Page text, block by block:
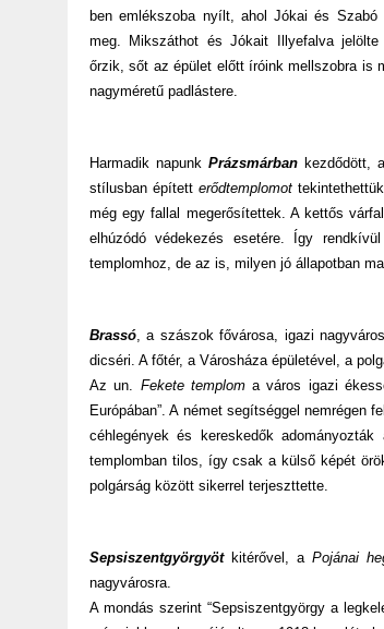
ben emlékszoba nyílt, ahol Jókai és
meg. Mikszáthot és Jókait Illyefalva jelölte
őrzik, sőt az épület előtt íróink mellszobra is
nagyméretű padlástere.
Harmadik napunkPrázsmárban kezdődött,
stílusban épített erődtemplomottekintethettük
még egy fallal megerősítettek. A kettős
elhúzódó védekezés esetére. Így
templomhoz, de az is, milyen jó állapotban
Brassó, a szászok fővárosa, igazi
dicséri. A főtér, a Városháza épületével, a
Az un. Fekete temploma város igazi
Európában”. A német segítséggel
céhlegények és kereskedők
templomban tilos, így csak a külső képét
polgárság között sikerrel terjeszttette.
Sepsiszentgyörgyötkitérővel, aPojánai
nagyvárosra.
A mondás szerint “Sepsiszentgyörgy a